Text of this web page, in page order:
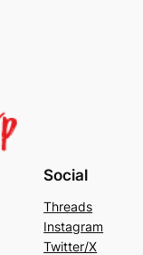
Social
Threads
Instagram
Twitter/X